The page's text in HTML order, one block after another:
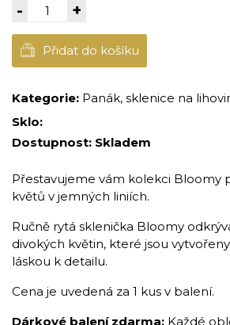
- +
Přidat do košíku
Kategorie: Panák, sklenice na
Sklo:
Dostupnost: Skladem
Přestavujeme vám kolekci Bloomy
květů v jemných liniích.
Ručně rytá sklenička Bloomy
divokých květin, které jsou
láskou k detailu.
Cena je uvedená za 1 kus v balení.
Dárkové balení zdarma: Každé